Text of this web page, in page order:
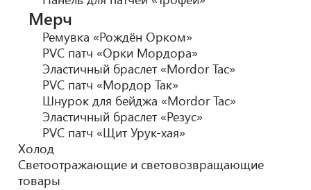
Мерч
Ремувка «Рождён Орком»
PVC патч «Орки Мордора»
Эластичный браслет «Mordor Tac»
PVC патч «Мордор Так»
Шнурок для бейджа «Mordor Tac»
Эластичный браслет «Резус»
PVC патч «Щит Урук-хая»
Холод
Светоотражающие и световозвращающие
товары